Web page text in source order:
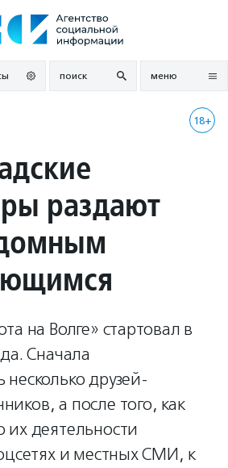
поиск меню
18+
раздают
на Волге» стартовал в
Сначала
друзей-
а после того, как
деятельности
и местных СМИ, к